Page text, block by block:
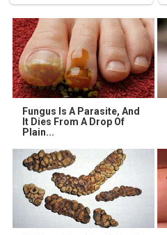
Fungus Is A Parasite, And
It Dies From A Drop Of
Plain...